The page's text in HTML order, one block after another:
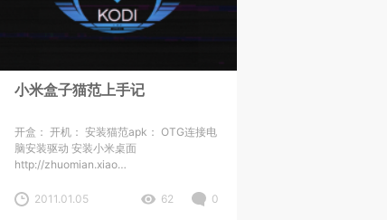
小米盒子猫范上手记
开盒： 开机： 安装猫范apk： OTG连接电
脑安装驱动 安装小米桌面
http://zhuomian.xiao…
2011.01.05 62 0